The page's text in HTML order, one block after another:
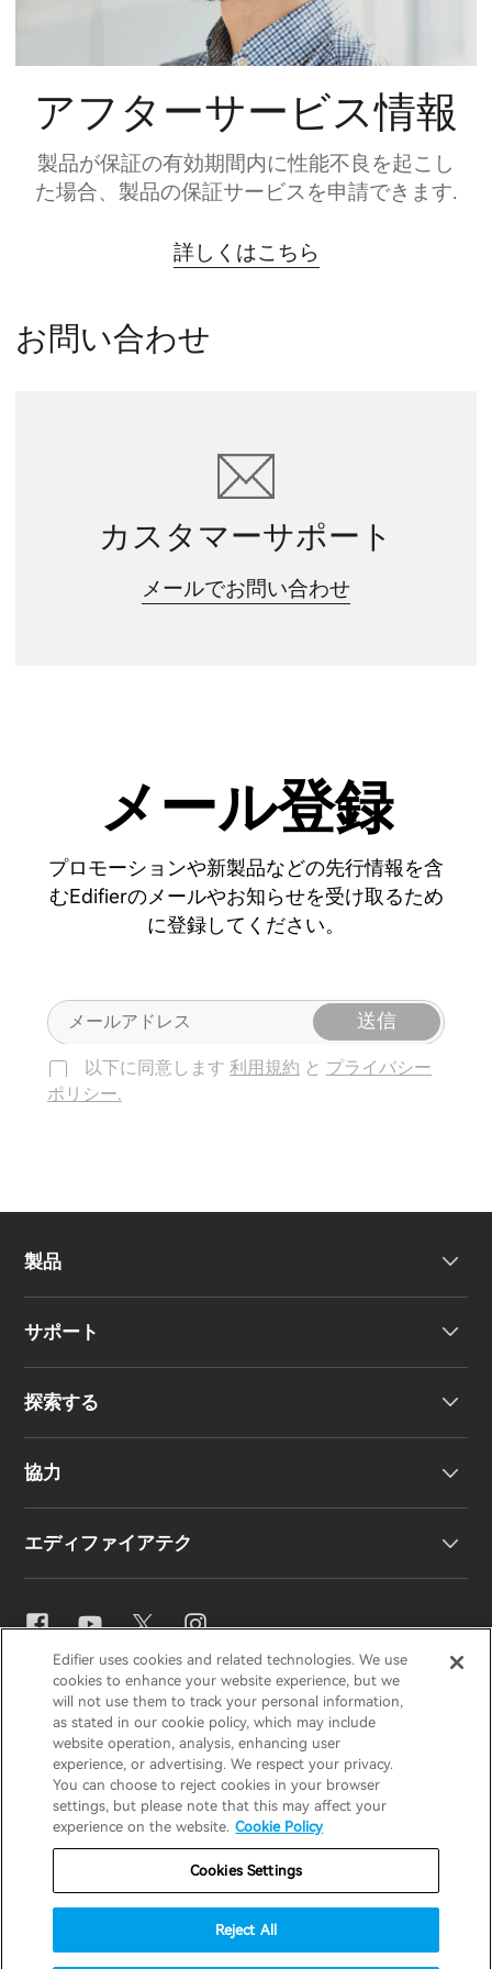
アフターサービス情報
製品が保証の有効期間内に性能不良を起こし
た場合、製品の保証サービスを申請できます.
詳しくはこちら
お問い合わせ
カスタマーサポート
メールでお問い合わせ
メール登録
プロモーションや新製品などの先行情報を含
むEdifierのメールやお知らせを受け取るため
に登録してください。
送信
以下に同意します 利用規約 と プライバシー
ポリシー.
製品
サポート
お問い合わせ
探索する
協力
販売代理店になる
エディファイアテク
イコライザー設定
Snapdragon Sound™
音楽ストリーミング
EDIFIERAIRPULSESTAXHECATE
プライバシー通知クッキー通知
利用規約
私の情報を販売しないでください
重要なお知らせ
Japan / 日本語
Edifier uses cookies and related technologies. We use
cookies to enhance your website experience, but we
will not use them to track your personal information,
as stated in our cookie policy, which may include
website operation, analysis, enhancing user
experience, or advertising. We respect your privacy.
You can choose to reject cookies in your browser
settings, but please note that this may affect your
experience on the website. Cookie Policy
Cookies Settings
Reject All